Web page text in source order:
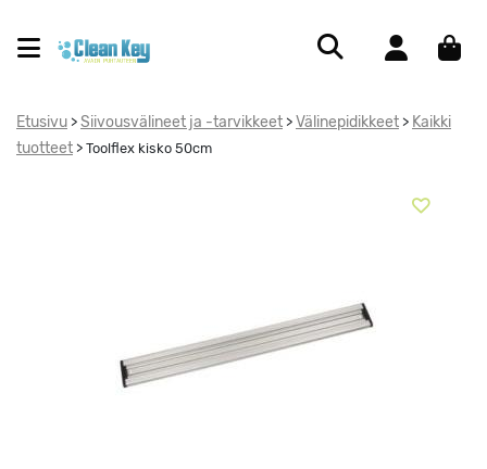
Etusivu > Siivousvälineet ja -tarvikkeet > Välinepidikkeet > Kaikki
tuotteet > Toolflex kisko 50cm